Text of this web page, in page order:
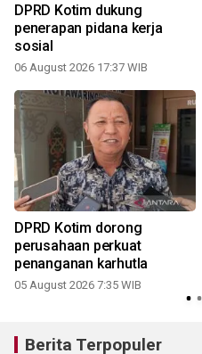
DPRD Kotim dukung
penerapan pidana kerja
sosial
06 August 2026 17:37 WIB
DPRD Kotim dorong
perusahaan perkuat
penanganan karhutla
05 August 2026 7:35 WIB
Berita Terpopuler